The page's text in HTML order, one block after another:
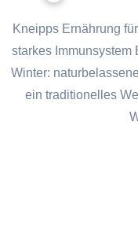
Kneipps Ernährung für den Winter – Natürliche Kraft für ein
starkes Immunsystem
Winter:
ein traditionelles